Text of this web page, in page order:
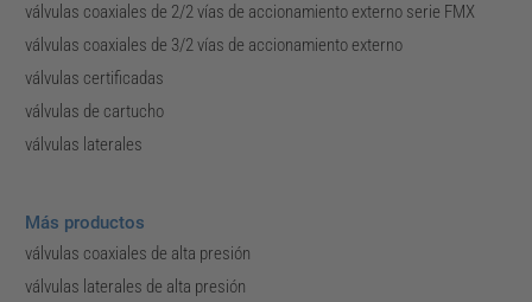
válvulas coaxiales de 2/2 vías de accionamiento externo serie FMX
válvulas coaxiales de 3/2 vías de accionamiento externo
válvulas certificadas
válvulas de cartucho
válvulas laterales
Más productos
válvulas coaxiales de alta presión
válvulas laterales de alta presión